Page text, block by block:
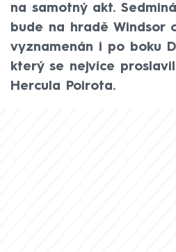
na samotný akt.
bude na hradě Windsor
vyznamenán i po boku
který se nejvíce
Hercula Poirota.